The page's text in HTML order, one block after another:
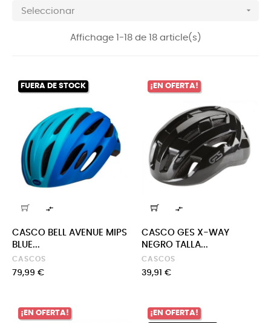
Seleccionar 
Affichage 1-18 de 18 article(s)
FUERA DE STOCK

CASCO BELL AVENUE MIPS
BLUE...
CASCOS
Precio
79,99 €
¡EN OFERTA!

CASCO GES X-WAY
NEGRO TALLA...
CASCOS
Precio
39,91 €
¡EN OFERTA!
¡EN OFERTA!